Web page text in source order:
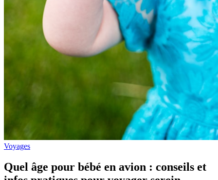
Voyages
Quel âge pour bébé en avion : conseils et